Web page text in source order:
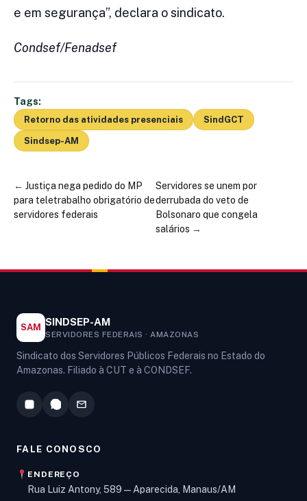
e em segurança”, declara o sindicato.
Condsef/Fenadsef
Tags:
Retorno das atividades presenciais SindGCT
Sindsep-AM
← Justiça nega pedido do MP
para teletrabalho obrigatório de
servidores federais
Servidores se unem por
derrubada do veto de
Bolsonaro que congela
salários →
SAM SINDSEP-AM
SERVIDORES FEDERAIS · AMAZONAS
Sindicato dos Servidores Públicos Federais no Estado do
Amazonas. Filiado à CUT e à CONDSEF.
FALE CONOSCO
ENDEREÇO
Rua Luiz Antony, 589 — Aparecida, Manaus/AM